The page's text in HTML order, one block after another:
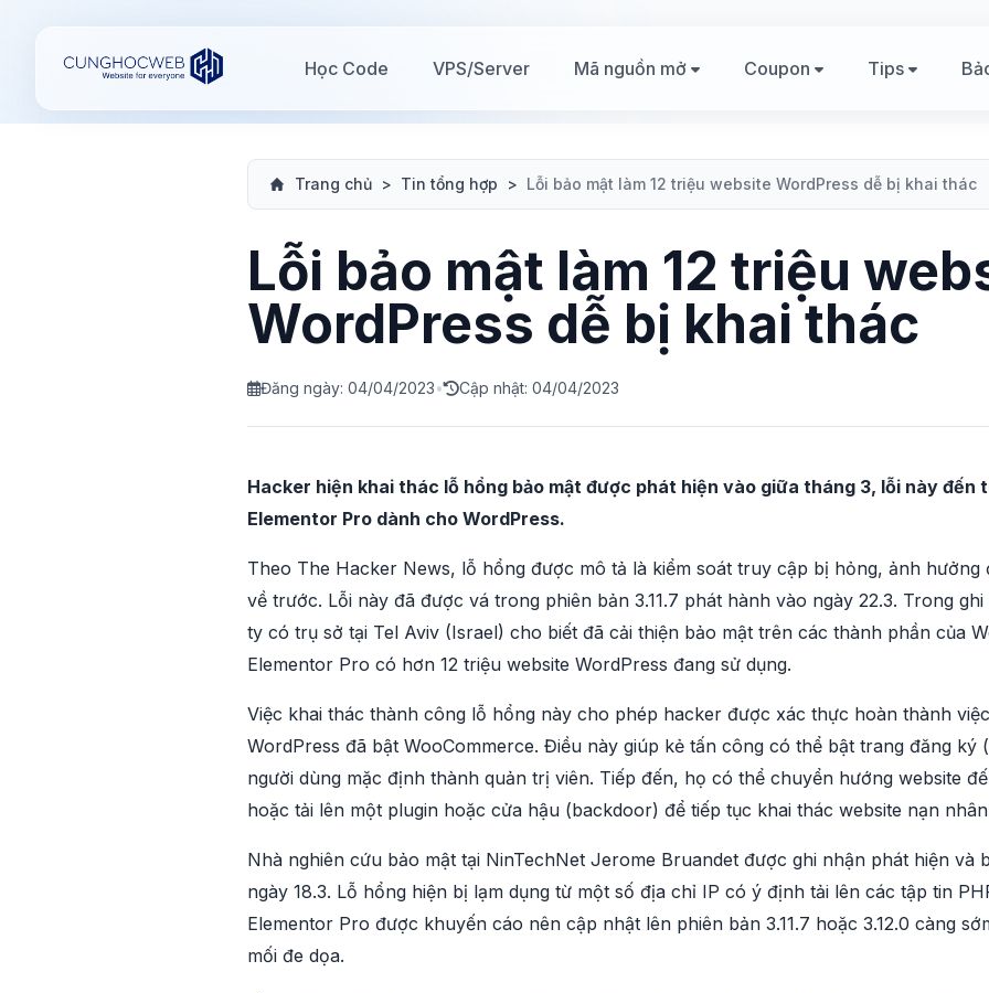
Học Code VPS/Server Mã nguồn mở Coupon Tips
Trang chủ > Tin tổng hợp > Lỗi bảo mật làm 12 triệu website WordPress dễ bị khai thác
Lỗi bảo mật làm 12 triệu
WordPress dễ bị khai thác
Đăng ngày: 04/04/2023• Cập nhật: 04/04/2023
Hacker hiện khai thác lỗ hổng bảo mật được phát hiện vào giữa tháng 3, lỗi này đến
Elementor Pro dành cho WordPress.
Theo The Hacker News, lỗ hổng được mô tả là kiểm soát truy cập bị hỏng, ảnh hưởng
về trước. Lỗi này đã được vá trong phiên bản 3.11.7 phát hành vào ngày 22.3. Trong
ty có trụ sở tại Tel Aviv (Israel) cho biết đã cải thiện bảo mật trên các thành phần của
Elementor Pro có hơn 12 triệu website WordPress đang sử dụng.
Việc khai thác thành công lỗ hổng này cho phép hacker được xác thực hoàn thành
WordPress đã bật WooCommerce. Điều này giúp kẻ tấn công có thể bật trang đăng ký
người dùng mặc định thành quản trị viên. Tiếp đến, họ có thể chuyển hướng website
hoặc tải lên một plugin hoặc cửa hậu (backdoor) để tiếp tục khai thác website nạn
Nhà nghiên cứu bảo mật tại NinTechNet Jerome Bruandet được ghi nhận phát hiện và
ngày 18.3. Lỗ hổng hiện bị lạm dụng từ một số địa chỉ IP có ý định tải lên các tập tin
Elementor Pro được khuyến cáo nên cập nhật lên phiên bản 3.11.7 hoặc 3.12.0 càng
mối đe dọa.